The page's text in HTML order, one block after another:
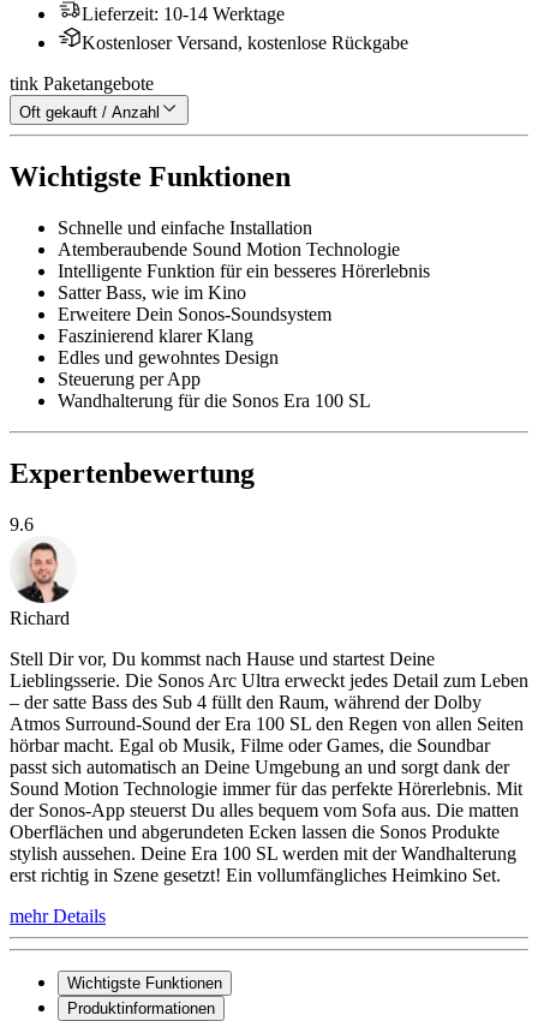
Lieferzeit: 10-14 Werktage
Kostenloser Versand, kostenlose Rückgabe
tink Paketangebote
Oft gekauft / Anzahl
Wichtigste Funktionen
Schnelle und einfache Installation
Atemberaubende Sound Motion Technologie
Intelligente Funktion für ein besseres Hörerlebnis
Satter Bass, wie im Kino
Erweitere Dein Sonos-Soundsystem
Faszinierend klarer Klang
Edles und gewohntes Design
Steuerung per App
Wandhalterung für die Sonos Era 100 SL
Expertenbewertung
9.6
Richard
Stell Dir vor, Du kommst nach Hause und startest Deine
Lieblingsserie. Die Sonos Arc Ultra erweckt jedes Detail zum Leben
– der satte Bass des Sub 4 füllt den Raum, während der Dolby
Atmos Surround-Sound der Era 100 SL den Regen von allen Seiten
hörbar macht. Egal ob Musik, Filme oder Games, die Soundbar
passt sich automatisch an Deine Umgebung an und sorgt dank der
Sound Motion Technologie immer für das perfekte Hörerlebnis. Mit
der Sonos-App steuerst Du alles bequem vom Sofa aus. Die matten
Oberflächen und abgerundeten Ecken lassen die Sonos Produkte
stylish aussehen. Deine Era 100 SL werden mit der Wandhalterung
erst richtig in Szene gesetzt! Ein vollumfängliches Heimkino Set.
mehr Details
Wichtigste Funktionen
Produktinformationen